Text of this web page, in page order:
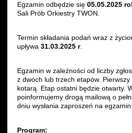
Wynajem kostiumów
Wynajem rekwizytów
Dotacje celowe
Egzamin odbędzie się 05.05.2025
Sali Prób Orkiestry TWON.
Termin składania podań wraz z
upływa 31.03.2025 r.
Egzamin w zależności od liczby
z dwóch lub trzech etapów.
kotarą. Etap ostatni będzie otwarty.
poinformujemy drogą mailową o
dniu wysłania zaproszeń na egzamin.
Program: